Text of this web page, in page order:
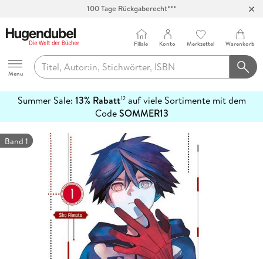
100 Tage Rückgaberecht***
Hugendubel
Menu
Filiale Konto Merkzettel Warenkorb
Summer Sale: 13% Rabatt12auf viele Sortimente mit dem
CodeSOMMER13
erfahren
Band 1